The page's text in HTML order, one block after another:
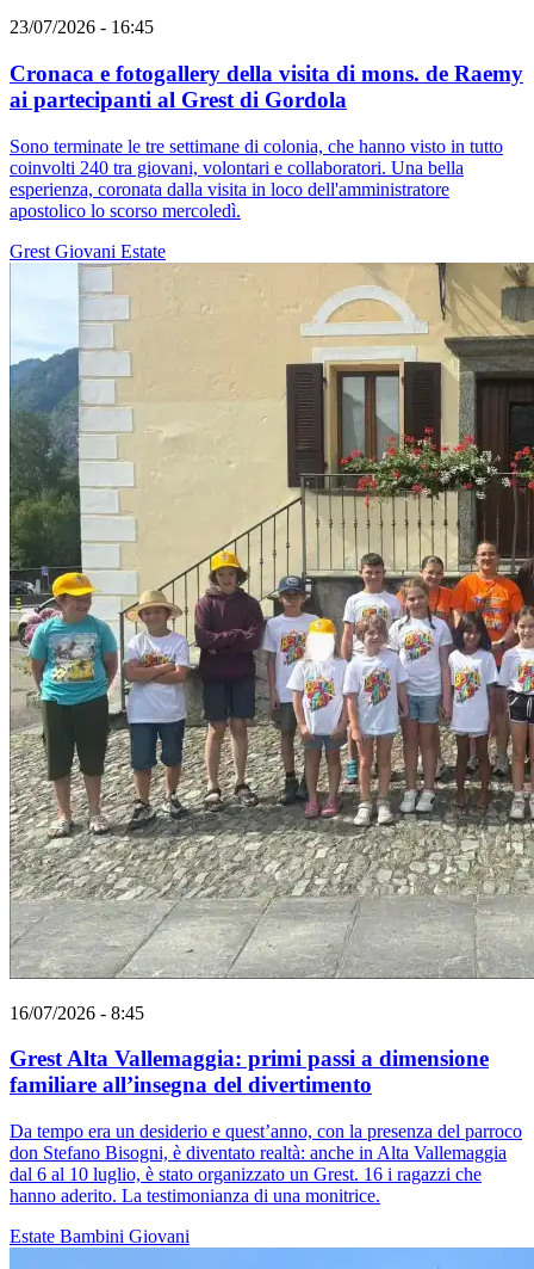
23/07/2026 - 16:45
Cronaca e fotogallery della visita di mons. de Raemy
ai partecipanti al Grest di Gordola
Sono terminate le tre settimane di colonia, che hanno visto in tutto
coinvolti 240 tra giovani, volontari e collaboratori. Una bella
esperienza, coronata dalla visita in loco dell'amministratore
apostolico lo scorso mercoledì.
Grest Giovani Estate
16/07/2026 - 8:45
Grest Alta Vallemaggia: primi passi a dimensione
familiare all’insegna del divertimento
Da tempo era un desiderio e quest’anno, con la presenza del parroco
don Stefano Bisogni, è diventato realtà: anche in Alta Vallemaggia
dal 6 al 10 luglio, è stato organizzato un Grest. 16 i ragazzi che
hanno aderito. La testimonianza di una monitrice.
Estate Bambini Giovani